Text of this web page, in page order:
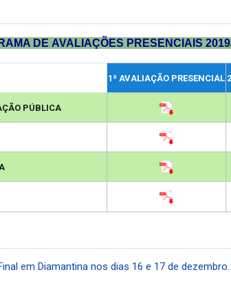
DE AVALIAÇÕES PRESENCIAIS
1ª AVALIAÇÃO PRESENCIAL
PÚBLICA
em Diamantina nos dias 16 e 17 de dezembro.